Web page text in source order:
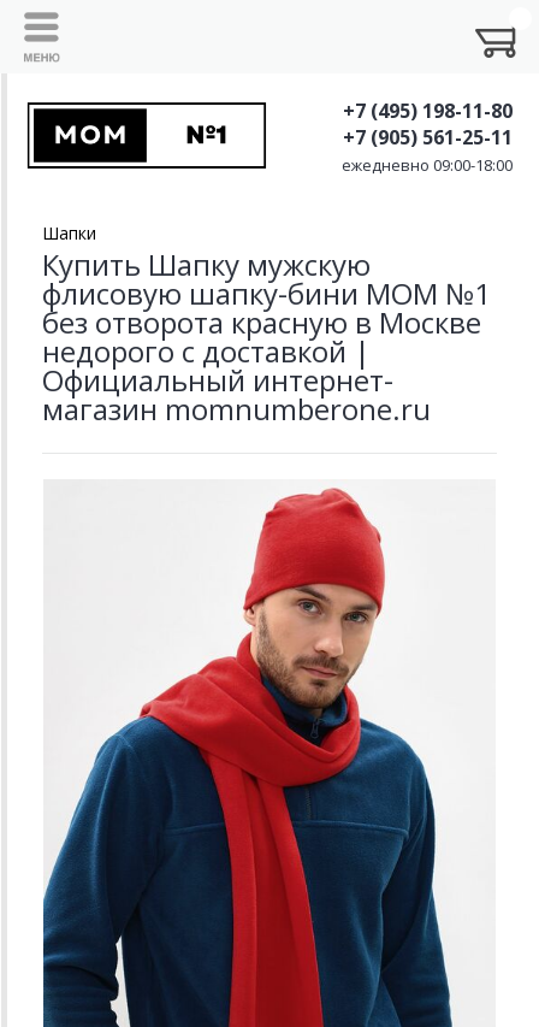
+7 (495) 198-11-80
+7 (905) 561-25-11
ежедневно 09:00-18:00
Шапки
Купить Шапку мужскую
флисовую шапку-бини MOM №1
без отворота красную в Москве
недорого с доставкой |
Официальный интернет-
магазин momnumberone.ru